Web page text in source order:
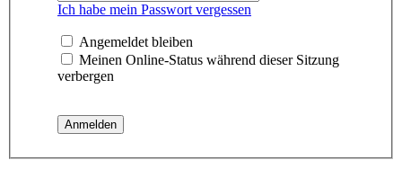
Ich habe mein Passwort vergessen
Angemeldet bleiben
Meinen Online-Status während dieser Sitzung
verbergen